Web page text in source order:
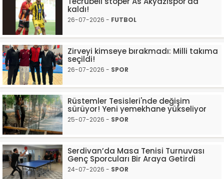
kaldı!
26-07-2026 - FUTBOL
Zirveyi kimseye bırakmadı: Milli takıma
seçildi!
26-07-2026 - SPOR
Rüstemler Tesisleri'nde değişim
sürüyor! Yeni yemekhane yükseliyor
25-07-2026 - SPOR
Serdivan’da Masa Tenisi Turnuvası
Genç Sporcuları Bir Araya Getirdi
24-07-2026 - SPOR